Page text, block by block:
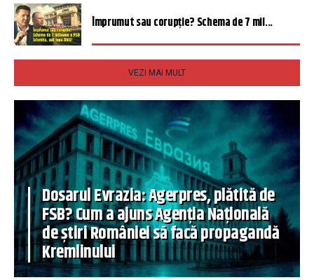
Împrumut sau corupție? Schema de 7 mil...
VEZI MAI MULT
Dosarul Evrazia: Agerpres, plătită de
FSB? Cum a ajuns Agenția Națională
de știri României să facă propagandă
Kremlinului